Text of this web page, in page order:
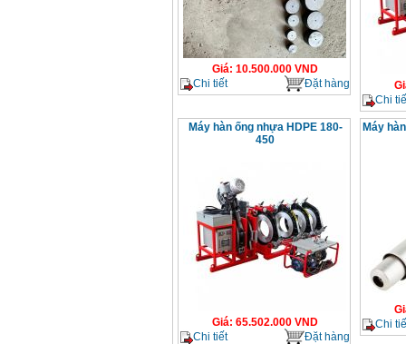
Giá: 10.500.000 VND
Chi tiết
Đặt hàng
Chi
Máy hàn ống nhựa HDPE 180-
450
Giá: 65.502.000 VND
Chi tiết
Đặt hàng
Máy
Chi